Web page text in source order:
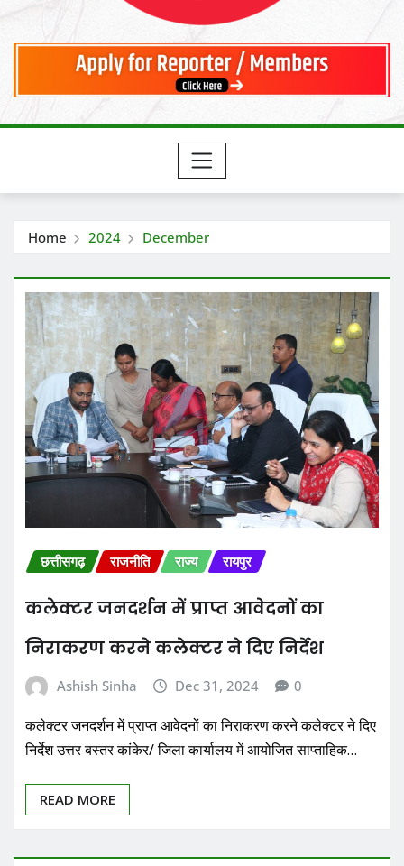
Home 2024 December
छत्तीसगढ़ राजनीति राज्य रायपुर
कलेक्टर जनदर्शन में प्राप्त आवेदनों का
निराकरण करने कलेक्टर ने दिए निर्देश
Ashish Sinha Dec 31, 2024 0
कलेक्टर जनदर्शन में प्राप्त आवेदनों का निराकरण करने कलेक्टर ने दिए
निर्देश उत्तर बस्तर कांकेर/ जिला कार्यालय में आयोजित साप्ताहिक…
READ MORE